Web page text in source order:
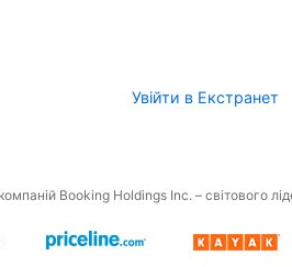
Увійти в Екстранет
Booking Holdings Inc. – світового